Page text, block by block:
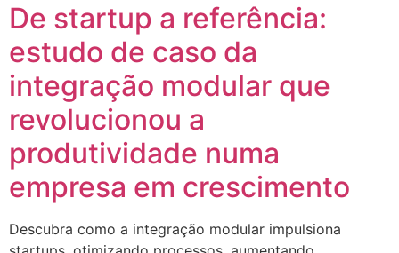
De startup a referência:
estudo de caso da
integração modular que
revolucionou a
produtividade numa
empresa em crescimento
Descubra como a integração modular impulsiona